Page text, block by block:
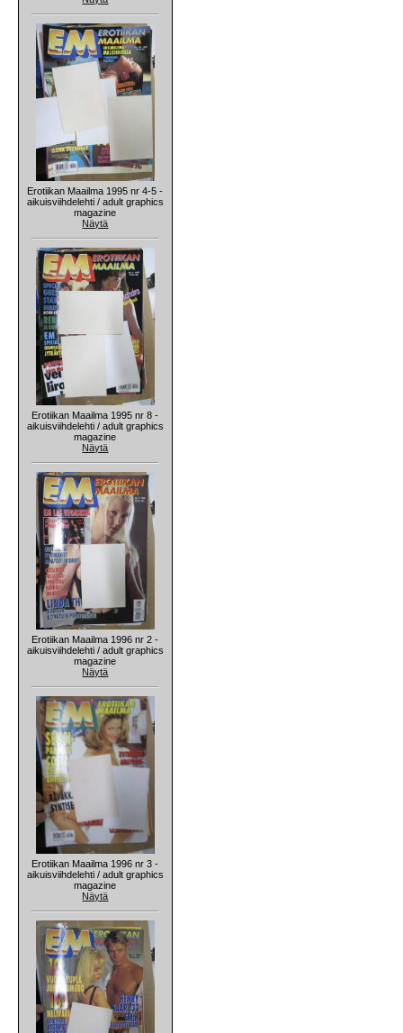
Erotiikan Maailma 1995 nr 4-5 -
aikuisviihdelehti / adult graphics
magazine
Näytä
Erotiikan Maailma 1995 nr 8 -
aikuisviihdelehti / adult graphics
magazine
Näytä
Erotiikan Maailma 1996 nr 2 -
aikuisviihdelehti / adult graphics
magazine
Näytä
Erotiikan Maailma 1996 nr 3 -
aikuisviihdelehti / adult graphics
magazine
Näytä